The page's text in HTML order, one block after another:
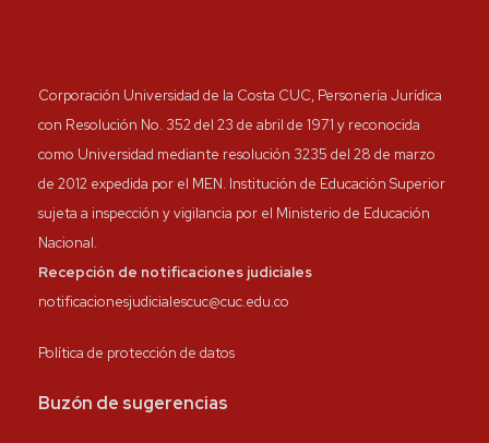
Corporación Universidad de la Costa CUC, Personería Jurídica
con Resolución No. 352 del 23 de abril de 1971 y reconocida
como Universidad mediante resolución 3235 del 28 de marzo
de 2012 expedida por el MEN. Institución de Educación Superior
sujeta a inspección y vigilancia por el Ministerio de Educación
Nacional.
Recepción de notificaciones judiciales
notificacionesjudicialescuc@cuc.edu.co
Política de protección de datos
Buzón de sugerencias